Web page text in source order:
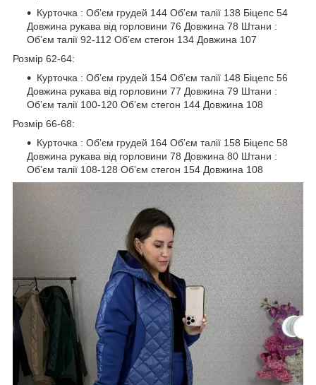
Курточка : Обʼєм грудей 144 Обʼєм талії 138 Біцепс 54
Довжина рукава від горловини 76 Довжина 78 Штани :
Обʼєм талії 92-112 Обʼєм стегон 134 Довжина 107
Розмір 62-64:
Курточка : Обʼєм грудей 154 Обʼєм талії 148 Біцепс 56
Довжина рукава від горловини 77 Довжина 79 Штани :
Обʼєм талії 100-120 Обʼєм стегон 144 Довжина 108
Розмір 66-68:
Курточка : Обʼєм грудей 164 Обʼєм талії 158 Біцепс 58
Довжина рукава від горловини 78 Довжина 80 Штани :
Обʼєм талії 108-128 Обʼєм стегон 154 Довжина 108